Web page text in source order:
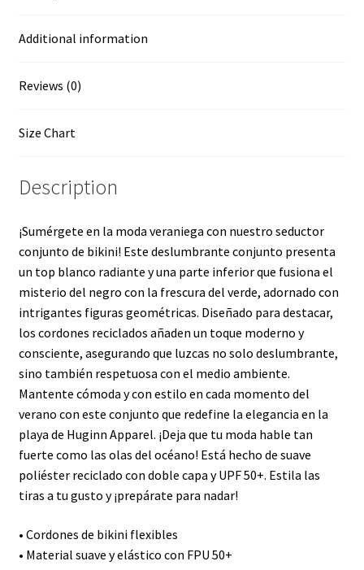
Additional information
Reviews (0)
Size Chart
Description
¡Sumérgete en la moda veraniega con nuestro seductor
conjunto de bikini! Este deslumbrante conjunto presenta
un top blanco radiante y una parte inferior que fusiona el
misterio del negro con la frescura del verde, adornado con
intrigantes figuras geométricas. Diseñado para destacar,
los cordones reciclados añaden un toque moderno y
consciente, asegurando que luzcas no solo deslumbrante,
sino también respetuosa con el medio ambiente.
Mantente cómoda y con estilo en cada momento del
verano con este conjunto que redefine la elegancia en la
playa de Huginn Apparel. ¡Deja que tu moda hable tan
fuerte como las olas del océano! Está hecho de suave
poliéster reciclado con doble capa y UPF 50+. Estila las
tiras a tu gusto y ¡prepárate para nadar!
• Cordones de bikini flexibles
• Material suave y elástico con FPU 50+